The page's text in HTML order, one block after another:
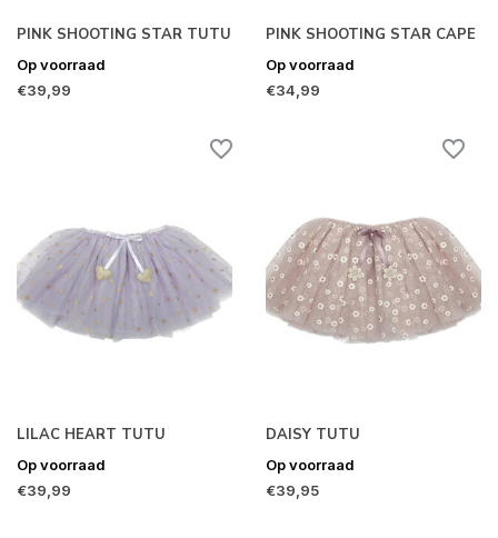
PINK SHOOTING STAR TUTU
Op voorraad
€39,99
PINK SHOOTING STAR CAPE
Op voorraad
€34,99
LILAC HEART TUTU
Op voorraad
€39,99
DAISY TUTU
Op voorraad
€39,95